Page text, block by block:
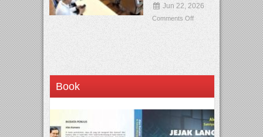
Jun 22, 2026
Comments Off
Book